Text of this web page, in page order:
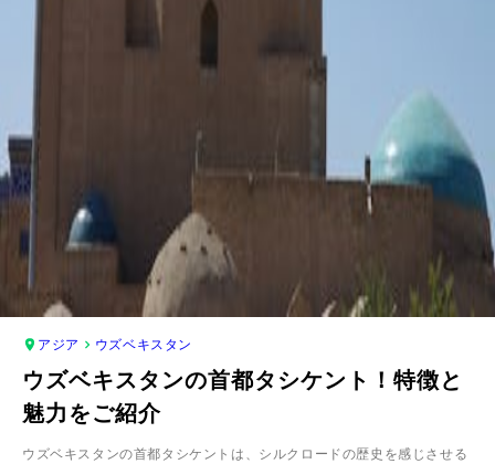
アジア ウズベキスタン
ウズベキスタンの首都タシケント！特徴と
魅力をご紹介
ウズベキスタンの首都タシケントは、シルクロードの歴史を感じさせる